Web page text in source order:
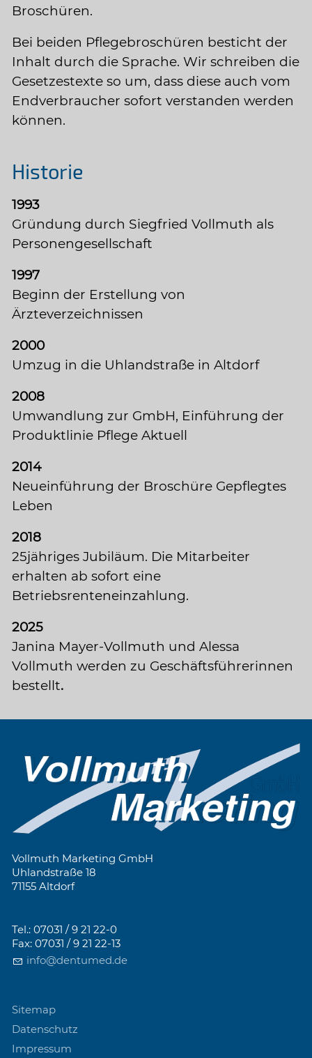
Broschüren.
Bei beiden Pflegebroschüren besticht der
Inhalt durch die Sprache. Wir schreiben die
Gesetzestexte so um, dass diese auch vom
Endverbraucher sofort verstanden werden
können.
Historie
1993
Gründung durch Siegfried Vollmuth als
Personengesellschaft
1997
Beginn der Erstellung von
Ärzteverzeichnissen
2000
Umzug in die Uhlandstraße in Altdorf
2008
Umwandlung zur GmbH, Einführung der
Produktlinie Pflege Aktuell
2014
Neueinführung der Broschüre Gepflegtes
Leben
2018
25jähriges Jubiläum. Die Mitarbeiter
erhalten ab sofort eine
Betriebsrenteneinzahlung.
2025
Janina Mayer-Vollmuth und Alessa
Vollmuth werden zu Geschäftsführerinnen
bestellt.
Vollmuth Marketing GmbH
Uhlandstraße 18
71155 Altdorf
Tel.: 07031 / 9 21 22-0
Fax: 07031 / 9 21 22-13
info@dentumed.de
Sitemap
Datenschutz
Impressum